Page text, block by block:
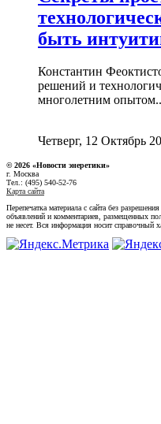
быть
Константин
решений и
многолетним
Четверг, 12 Октябрь
© 2026 «Новости энеретики»
г. Москва
Тел.: (495) 540-52-76
Карта сайта
Перепечатка материала с сайта без
объявлений и комментариев, размещенных
не несет. Вся информация носит справочный